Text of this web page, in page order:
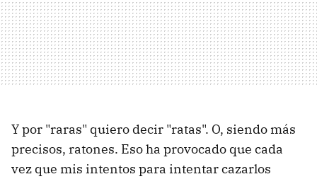
Y por "raras" quiero decir "ratas". O, siendo más
precisos, ratones. Eso ha provocado que cada
vez que mis intentos para intentar cazarlos